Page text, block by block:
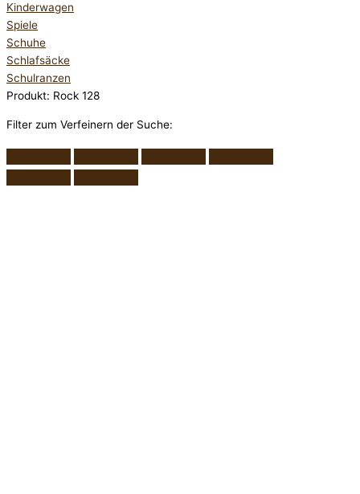
Kinderwagen
Spiele
Schuhe
Schlafsäcke
Schulranzen
Produkt: Rock 128
Filter zum Verfeinern der Suche: